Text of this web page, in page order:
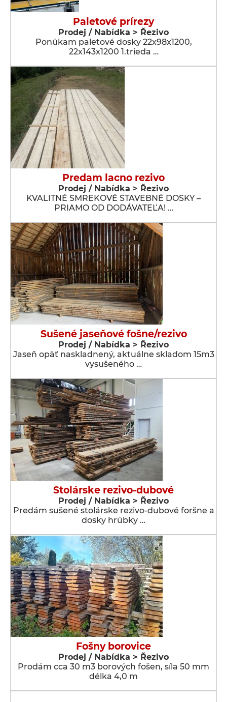
Paletové prírezy
Prodej / Nabídka > Řezivo
Ponúkam paletové dosky 22x98x1200,
22x143x1200 1.trieda …
Predam lacno rezivo
Prodej / Nabídka > Řezivo
KVALITNÉ SMREKOVÉ STAVEBNÉ DOSKY –
PRIAMO OD DODÁVATEĽA! …
Sušené jaseňové fošne/rezivo
Prodej / Nabídka > Řezivo
Jaseň opäť naskladnený, aktuálne skladom 15m3
vysušeného …
Stolárske rezivo-dubové
Prodej / Nabídka > Řezivo
Predám sušené stolárske rezivo-dubové foršne a
dosky hrúbky …
Fošny borovice
Prodej / Nabídka > Řezivo
Prodám cca 30 m3 borových fošen, síla 50 mm
délka 4,0 m